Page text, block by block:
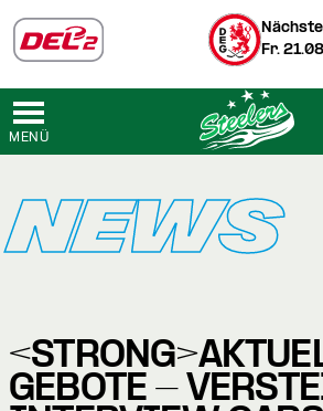
Fr.
MENÜ
NEWS
GEBOTE -